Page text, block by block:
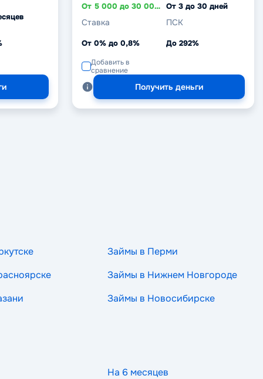
От 5 000 до 30 000 ₽ От 3 до 30 дней
Ставка
От 0% до 0,8%
ПСК
До 292%
Добавить в
сравнение
Получить деньги
Займы в Перми
Займы в Нижнем Новгороде
Займы в Новосибирске
На 6 месяцев